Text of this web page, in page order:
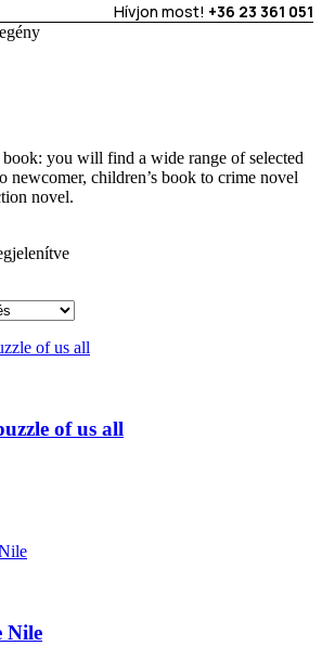
Hívjon most! +36 23 361 051
you will find a wide range of selected
newcomer, children’s book to crime novel
novel.
of us all
Nile